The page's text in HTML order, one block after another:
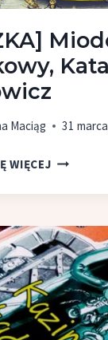
Maciąg 31
WIĘCEJ[KSIĄŻKA]